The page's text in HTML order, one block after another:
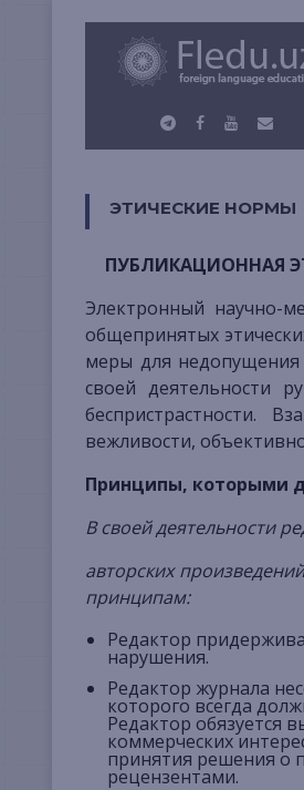
ЭТИЧЕСКИЕ НОРМЫ
ПУБЛИКАЦИОННАЯ
Электронный научно-методический журнал «Иностранные языки в Узбекистане» придерживается
общепринятых
меры для недопущения
своей деятельности
беспристрастности.
вежливости,
Принципы, которыми
В своей деятельности
авторских
принципам:
Редактор
нарушения.
Редактор журнала
которого всегда
Редактор обязуется
коммерческих
принятия решения о
рецензентами.